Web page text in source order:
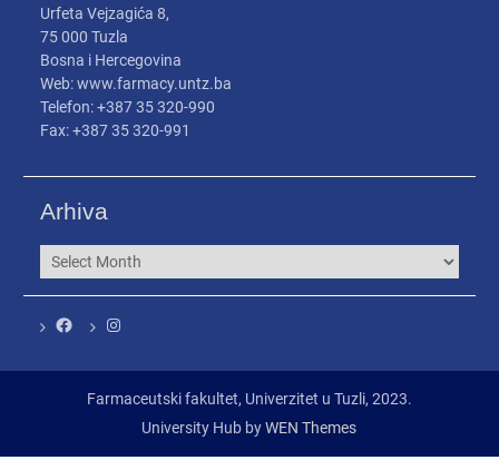
Urfeta Vejzagića 8,
75 000 Tuzla
Bosna i Hercegovina
Web: www.farmacy.untz.ba
Telefon: +387 35 320-990
Fax: +387 35 320-991
Arhiva
Arhiva
FacebookInstagram
Farmaceutski fakultet, Univerzitet u Tuzli, 2023.
University Hub byWEN Themes